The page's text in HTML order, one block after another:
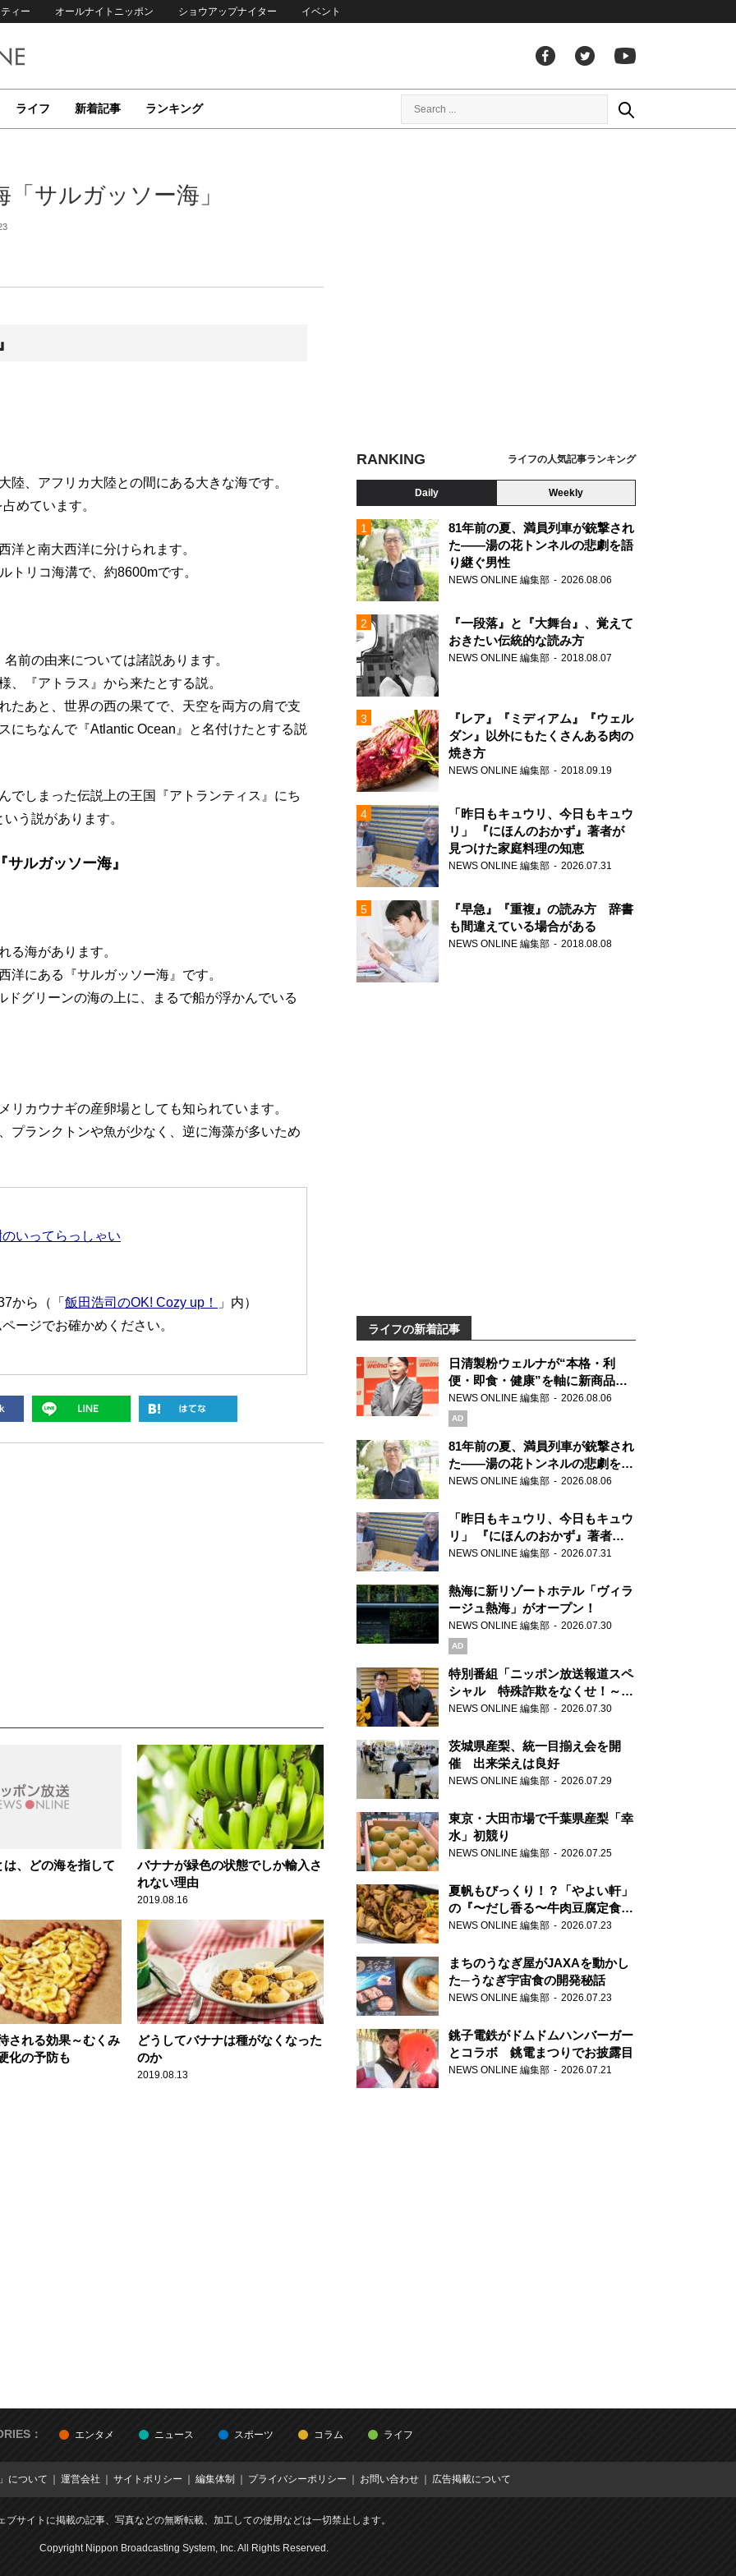
ィー オールナイトニッポン ショウアップナイター イベント
ライフ 新着記事 ランキング
サルガッソー海」
、アフリカ大陸との間にある大きな海です。
めています。
洋と南大西洋に分けられます。
トリコ海溝で、約8600mです。
前の由来については諸説あります。
、『アトラス』から来たとする説。
たあと、世界の西の果てで、天空を両方の肩で支
にちなんで『Atlantic Ocean』と名付けたとする説
でしまった伝説上の王国『アトランティス』にち
う説があります。
ルガッソー海』
る海があります。
洋にある『サルガッソー海』です。
グリーンの海の上に、まるで船が浮かんでいる
カウナギの産卵場としても知られています。
プランクトンや魚が少なく、逆に海藻が多いため
いってらっしゃい
から（「 飯田浩司のOK! Cozy up！
」内）
ージでお確かめください。
は、どの海を指して
バナナが緑色の状態でしか輸入さ
れない理由
2019.08.16
される効果～むくみ
化の予防も
どうしてバナナは種がなくなった
のか
2019.08.13
RANKING ライフの人気記事ランキング
Daily Weekly
81年前の夏、満員列車が銃撃され
た――湯の花トンネルの悲劇を語
り継ぐ男性
NEWS ONLINE 編集部 2026.08.06
『一段落』と『大舞台』、覚えて
おきたい伝統的な読み方
NEWS ONLINE 編集部 2018.08.07
『レア』『ミディアム』『ウェル
ダン』以外にもたくさんある肉の
焼き方
NEWS ONLINE 編集部 2018.09.19
「昨日もキュウリ、今日もキュウ
リ」 『にほんのおかず』著者が
見つけた家庭料理の知恵
NEWS ONLINE 編集部 2026.07.31
『早急』『重複』の読み方 辞書
も間違えている場合がある
NEWS ONLINE 編集部 2018.08.08
ライフの新着記事
日清製粉ウェルナが“本格・利
便・即食・健康”を軸に新商品を
展開 「マ・マー」「青の洞窟」
ブランドを強化
NEWS ONLINE 編集部 2026.08.06
AD
81年前の夏、満員列車が銃撃され
た――湯の花トンネルの悲劇を語
り継ぐ男性
NEWS ONLINE 編集部 2026.08.06
「昨日もキュウリ、今日もキュウ
リ」 『にほんのおかず』著者が
見つけた家庭料理の知恵
NEWS ONLINE 編集部 2026.07.31
熱海に新リゾートホテル「ヴィラ
ージュ熱海」がオープン！
NEWS ONLINE 編集部 2026.07.30
AD
特別番組「ニッポン放送報道スペ
シャル 特殊詐欺をなくせ！～被
害者・加害者・警視庁が語るトク
NEWS ONLINE 編集部 2026.07.30
茨城県産梨、統一目揃え会を開
催 出来栄えは良好
NEWS ONLINE 編集部 2026.07.29
東京・大田市場で千葉県産梨「幸
水」初競り
NEWS ONLINE 編集部 2026.07.25
夏帆もびっくり！？「やよい軒」
の『〜だし香る〜牛肉豆腐定食』
が香り高すぎる
NEWS ONLINE 編集部 2026.07.23
まちのうなぎ屋がJAXAを動かし
た─うなぎ宇宙食の開発秘話
NEWS ONLINE 編集部 2026.07.23
銚子電鉄がドムドムハンバーガー
とコラボ 銚電まつりでお披露目
NEWS ONLINE 編集部 2026.07.21
： エンタメ ニュース スポーツ コラム ライフ
について 運営会社 サイトポリシー 編集体制 プライバシーポリシー お問い合わせ 広告掲載について
ブサイトに掲載の記事、写真などの無断転載、加工しての使用などは一切禁止します。
Copyright Nippon Broadcasting System, Inc. All Rights Reserved.